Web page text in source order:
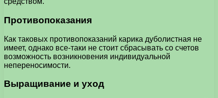
Противопоказания
Как таковых противопоказаний карика дуболистная не
имеет, однако все-таки не стоит сбрасывать со счетов
возможность возникновения индивидуальной
непереносимости.
Выращивание и уход